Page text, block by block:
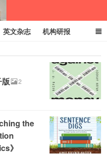
分享
英文杂志 机构研报
2
the
》